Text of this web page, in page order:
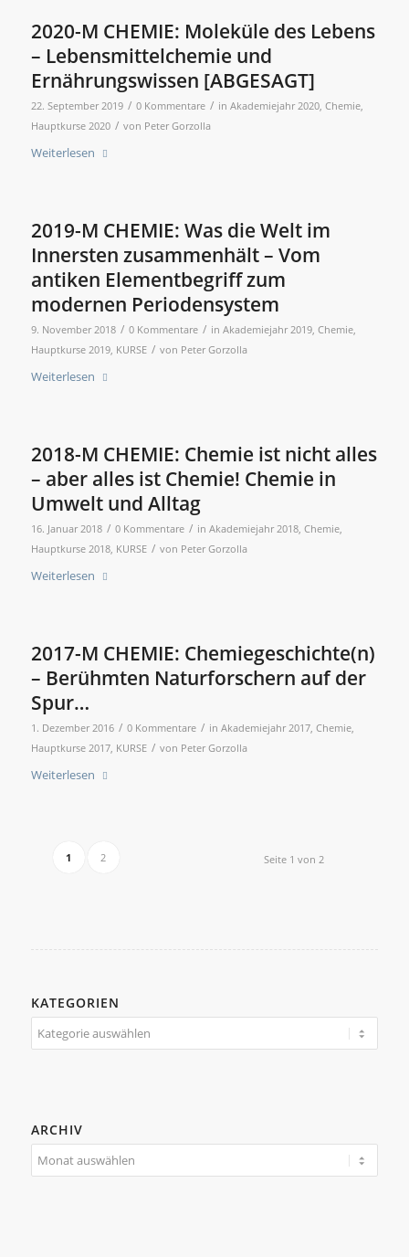
2020-M CHEMIE: Moleküle des Lebens
– Lebensmittelchemie und
Ernährungswissen [ABGESAGT]
22. September 2019 / 0 Kommentare / in Akademiejahr 2020, Chemie,
Hauptkurse 2020 / von Peter Gorzolla
Weiterlesen
2019-M CHEMIE: Was die Welt im
Innersten zusammenhält – Vom
antiken Elementbegriff zum
modernen Periodensystem
9. November 2018 / 0 Kommentare / in Akademiejahr 2019, Chemie,
Hauptkurse 2019, KURSE / von Peter Gorzolla
Weiterlesen
2018-M CHEMIE: Chemie ist nicht alles
– aber alles ist Chemie! Chemie in
Umwelt und Alltag
16. Januar 2018 / 0 Kommentare / in Akademiejahr 2018, Chemie,
Hauptkurse 2018, KURSE / von Peter Gorzolla
Weiterlesen
2017-M CHEMIE: Chemiegeschichte(n)
– Berühmten Naturforschern auf der
Spur…
1. Dezember 2016 / 0 Kommentare / in Akademiejahr 2017, Chemie,
Hauptkurse 2017, KURSE / von Peter Gorzolla
Weiterlesen
Seite 1 von 2
1 2
KATEGORIEN
Kategorien
ARCHIV